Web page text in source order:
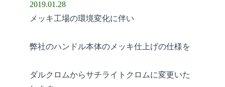
2019.01.28
メッキ工場の環境変化に伴い
弊社のハンドル本体のメッキ仕上げの仕様を
ダルクロムからサチライトクロムに変更いた